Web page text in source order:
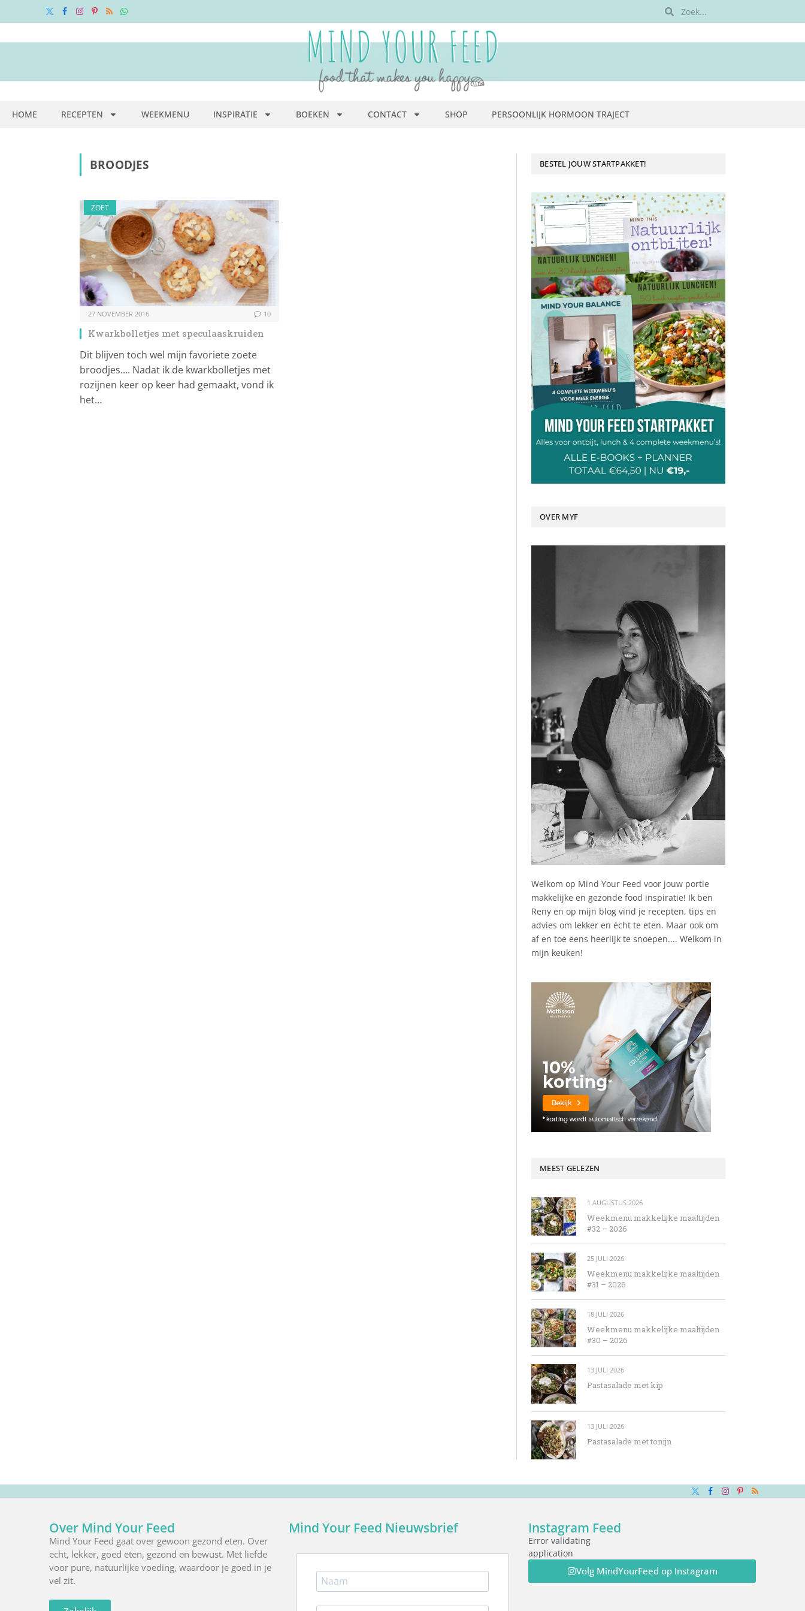
X
FacebookInstagram
Pinterest
RSSWhatsApp
HOME RECEPTEN WEEKMENU INSPIRATIE BOEKEN CONTACT SHOP PERSOONLIJK HORMOON TRAJECT
BROODJES
ZOET
27 NOVEMBER 2016 10
Kwarkbolletjes met speculaaskruiden
Dit blijven toch wel mijn favoriete zoete
broodjes…. Nadat ik de kwarkbolletjes met
rozijnen keer op keer had gemaakt, vond ik
het…
BESTEL JOUW STARTPAKKET!
OVER MYF
Welkom op Mind Your Feed voor jouw portie
makkelijke en gezonde food inspiratie! Ik ben
Reny en op mijn blog vind je recepten, tips en
advies om lekker en écht te eten. Maar ook om
af en toe eens heerlijk te snoepen.... Welkom in
mijn keuken!
MEEST GELEZEN
1 AUGUSTUS 2026
Weekmenu makkelijke maaltijden
#32 – 2026
25 JULI 2026
Weekmenu makkelijke maaltijden
#31 – 2026
18 JULI 2026
Weekmenu makkelijke maaltijden
#30 – 2026
13 JULI 2026
Pastasalade met kip
13 JULI 2026
Pastasalade met tonijn
X
Facebook
Instagram
Pinterest
RSS
Over Mind Your Feed
Mind Your Feed gaat over gewoon gezond eten. Over
echt, lekker, goed eten, gezond en bewust. Met liefde
voor pure, natuurlijke voeding, waardoor je goed in je
vel zit.
Mind Your Feed Nieuwsbrief Instagram Feed
Error validating
application
Volg MindYourFeed op Instagram